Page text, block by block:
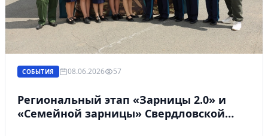
СОБЫТИЯ 08.06.2026 57
Региональный этап «Зарницы 2.0» и
«Семейной зарницы» Свердловской